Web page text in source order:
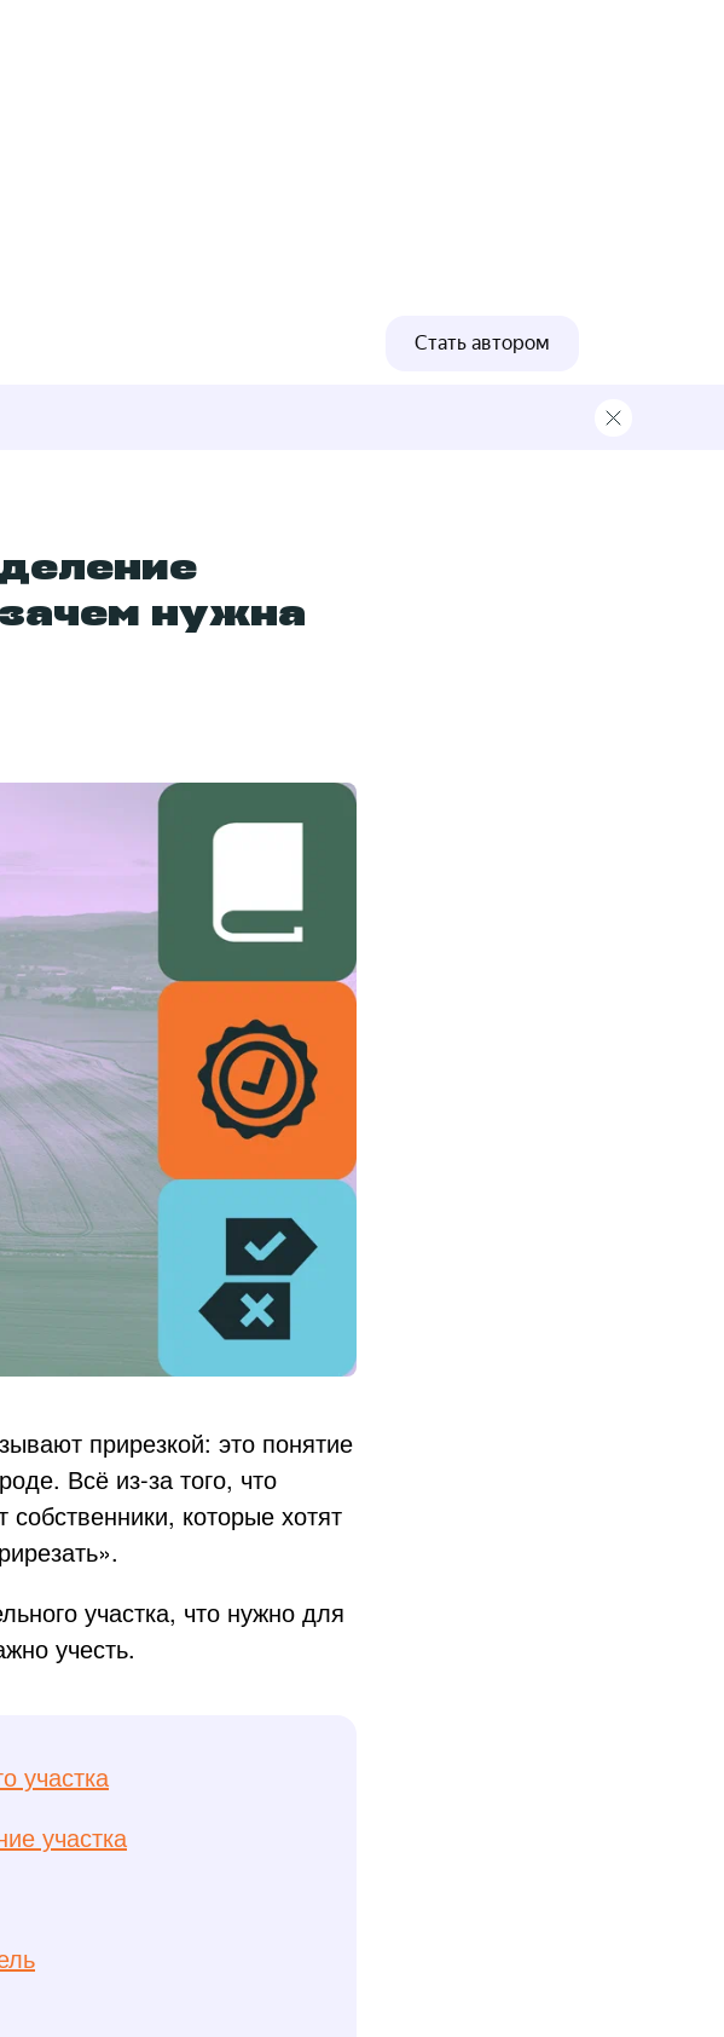
Стать автором
нужна
прирезкой: это понятие
Всё из-за того, что
которые хотят
».
участка, что нужно для
учесть.
участка
участка